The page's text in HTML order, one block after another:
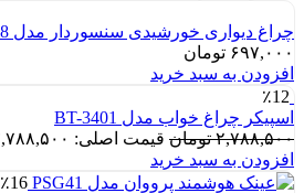
چراغ دیواری خورشیدی سنسوردار مدل CL-228 دوقلو پروژکتوری
۶۹۷,۰۰۰ تومان
افزودن به سبد خرید
٪12
اسپیکر چراغ خواب مدل BT-3401
۲,۷۸۸,۵۰۰ تومان قیمت اصلی: ۲,۷۸۸,۵۰۰ تومان بود.
افزودن به سبد خرید
٪16